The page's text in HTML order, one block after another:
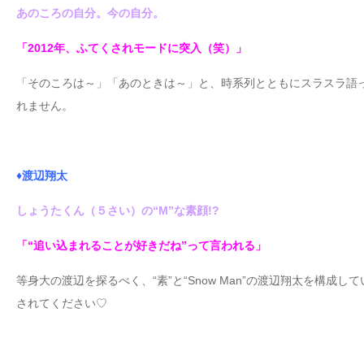
あのころの自分。今の自分。
「2012年、ふてくされモードに突入（笑）」
「そのころは～」「あのときは～」と、時系列とともにスラスラ
れません。
♦渡辺翔太
しょうたくん（５さい）の“M”な素顔!?
「“追い込まれることが好きだね”って言われる」
等身大の渡辺を探るべく、“素”と“Snow Man”の渡辺翔太を構成し
されてください♡